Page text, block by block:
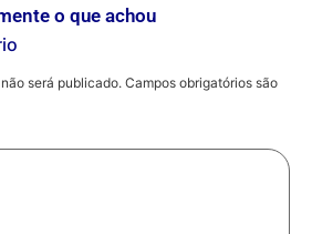
o que achou
será publicado. Campos obrigatórios são